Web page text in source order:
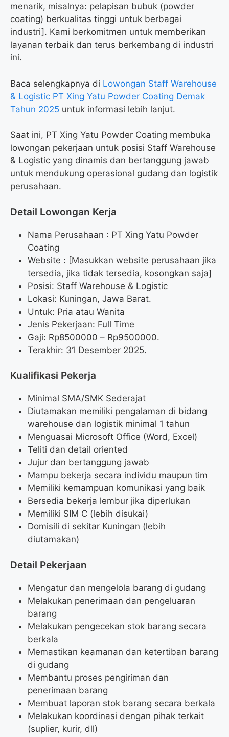
menarik, misalnya: pelapisan bubuk (powder
coating) berkualitas tinggi untuk berbagai
industri]. Kami berkomitmen untuk memberikan
layanan terbaik dan terus berkembang di industri
ini.
Baca selengkapnya di Lowongan Staff Warehouse
& Logistic PT Xing Yatu Powder Coating Demak
Tahun 2025 untuk informasi lebih lanjut.
Saat ini, PT Xing Yatu Powder Coating membuka
lowongan pekerjaan untuk posisi Staff Warehouse
& Logistic yang dinamis dan bertanggung jawab
untuk mendukung operasional gudang dan logistik
perusahaan.
Detail Lowongan Kerja
Nama Perusahaan : PT Xing Yatu Powder
Coating
Website : [Masukkan website perusahaan jika
tersedia, jika tidak tersedia, kosongkan saja]
Posisi: Staff Warehouse & Logistic
Lokasi: Kuningan, Jawa Barat.
Untuk: Pria atau Wanita
Jenis Pekerjaan: Full Time
Gaji: Rp8500000 – Rp9500000.
Terakhir: 31 Desember 2025.
Kualifikasi Pekerja
Minimal SMA/SMK Sederajat
Diutamakan memiliki pengalaman di bidang
warehouse dan logistik minimal 1 tahun
Menguasai Microsoft Office (Word, Excel)
Teliti dan detail oriented
Jujur dan bertanggung jawab
Mampu bekerja secara individu maupun tim
Memiliki kemampuan komunikasi yang baik
Bersedia bekerja lembur jika diperlukan
Memiliki SIM C (lebih disukai)
Domisili di sekitar Kuningan (lebih
diutamakan)
Detail Pekerjaan
Mengatur dan mengelola barang di gudang
Melakukan penerimaan dan pengeluaran
barang
Melakukan pengecekan stok barang secara
berkala
Memastikan keamanan dan ketertiban barang
di gudang
Membantu proses pengiriman dan
penerimaan barang
Membuat laporan stok barang secara berkala
Melakukan koordinasi dengan pihak terkait
(suplier, kurir, dll)